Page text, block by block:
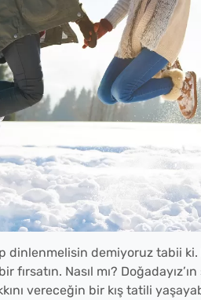
dinlenmelisin demiyoruz tabii
Nasıl mı?
vereceğin bir kış tatili